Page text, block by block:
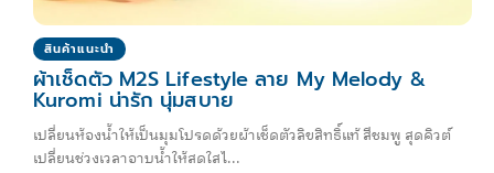
สินค้าแนะนำ
ผ้าเช็ดตัว M2S Lifestyle ลาย My Melody &
Kuromi น่ารัก นุ่มสบาย
เปลี่ยนห้องน้ำให้เป็นมุมโปรดด้วยผ้าเช็ดตัวลิขสิทธิ์แท้ สีชมพู สุดคิวต์
เปลี่ยนช่วงเวลาอาบน้ำให้สดใสไ...